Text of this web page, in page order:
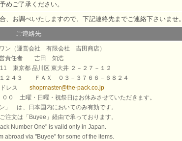
めご了承ください。
、お調べいたしますので、下記連絡先までご連絡下さいませ。
ご連絡先
ン（運営会社 有限会社 吉田商店）
責任者 吉田 知浩
京都 品川区 東大井 ２－２７－１２
２４３ ＦＡＸ ０３－３７６６－６８２４
ドレス shopmaster@the-pack.co.jp
土曜・日曜・祝祭日はお休みさせていただきます。
」 は、日本国内においてのみ有効です。
注文は「Buyee」経由で承っております。
Number One" is valid only in Japan.
abroad via "Buyee" for some of the items.